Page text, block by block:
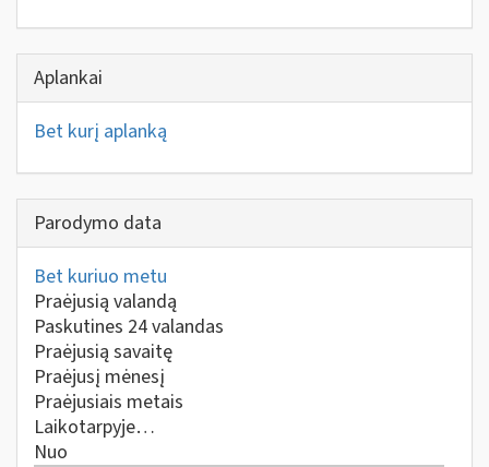
Aplankai
Bet kurį aplanką
Parodymo data
Bet kuriuo metu
Praėjusią valandą
Paskutines 24 valandas
Praėjusią savaitę
Praėjusį mėnesį
Praėjusiais metais
Laikotarpyje…
Nuo